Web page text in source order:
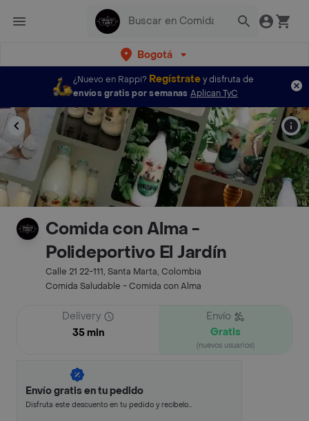
Bogotá
¿Nuevo en Rappi? Regístratey disfruta de
envíos gratis por semanas Aplican TyC
Comida con Alma -
Polideportivo El Jardín
Calle 21 22-111, Santa Marta, Colombia
Comida Saludable - Comida con Alma
Delivery
35 min
Envío
Gratis
(nuevos usuarios)
Envío gratis en tu pedido
Disfruta este descuento en tu pedido y recíbelo